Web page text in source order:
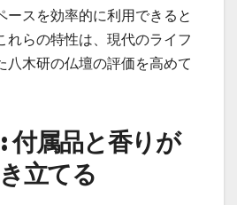
ースを効率的に利用できると
れらの特性は、現代のライフ
八木研の仏壇の評価を高めて
付属品と香りが
立てる